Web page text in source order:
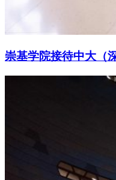
崇基学院接待中大（